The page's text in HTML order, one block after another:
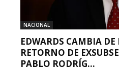
NACIONAL
EDWARDS CAMBIA DE
RETORNO DE
PABLO RODRÍG...